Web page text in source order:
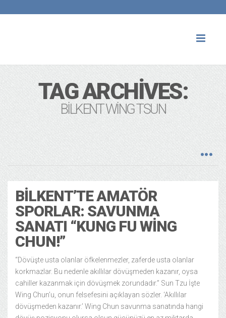
TAG ARCHIVES:
BILKENT WING TSUN
BILKENT’TE AMATÖR
SPORLAR: SAVUNMA
SANATI “KUNG FU WING
CHUN!”
“Dövüşte usta olanlar öfkelenmezler, zaferde usta olanlar
korkmazlar. Bu nedenle akıllılar dövüşmeden kazanır, oysa
cahiller kazanmak için dövüşmek zorundadır.” Sun Tzu İşte
Wing Chun’u, onun felsefesini açıklayan sözler. ‘Akıllılar
dövüşmeden kazanır.’ Wing Chun savunma sanatında hangi